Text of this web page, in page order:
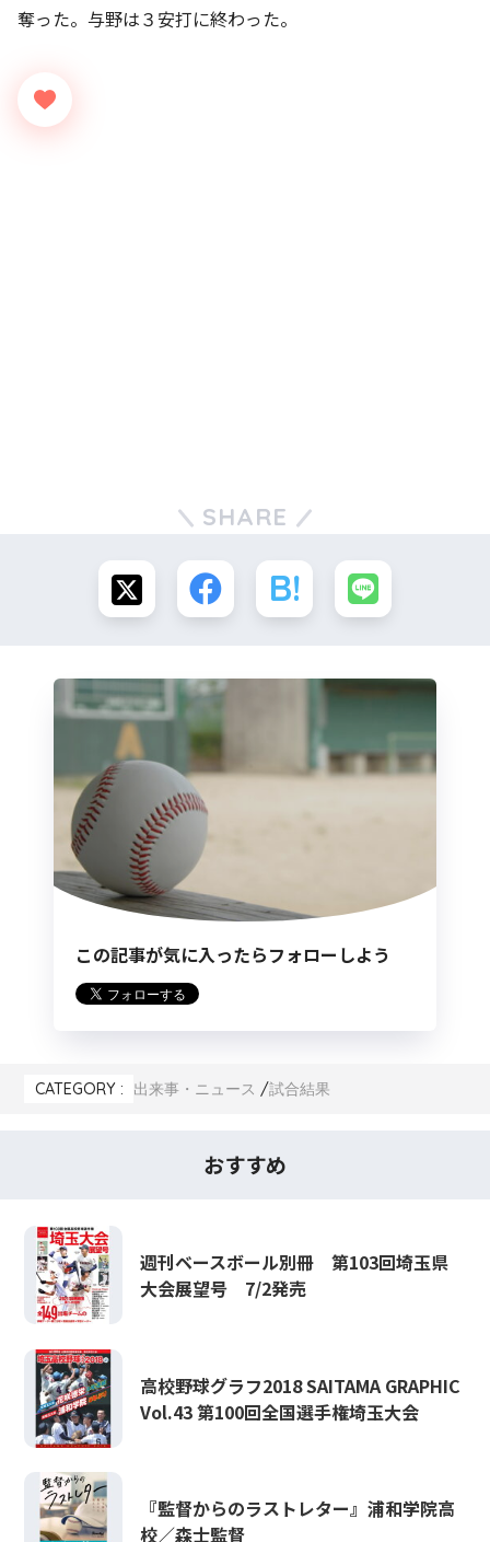
奪った。与野は３安打に終わった。
SHARE
この記事が気に入ったらフォローしよう
CATEGORY : 出来事・ニュース 試合結果
おすすめ
週刊ベースボール別冊 第103回埼玉県
大会展望号 7/2発売
高校野球グラフ2018 SAITAMA GRAPHIC
Vol.43 第100回全国選手権埼玉大会
『監督からのラストレター』浦和学院高
校／森士監督